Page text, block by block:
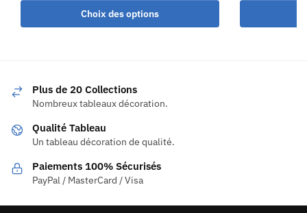
Choix des options
Plus de 20 Collections
Nombreux tableaux décoration.
Qualité Tableau
Un tableau décoration de qualité.
Paiements 100% Sécurisés
PayPal / MasterCard / Visa